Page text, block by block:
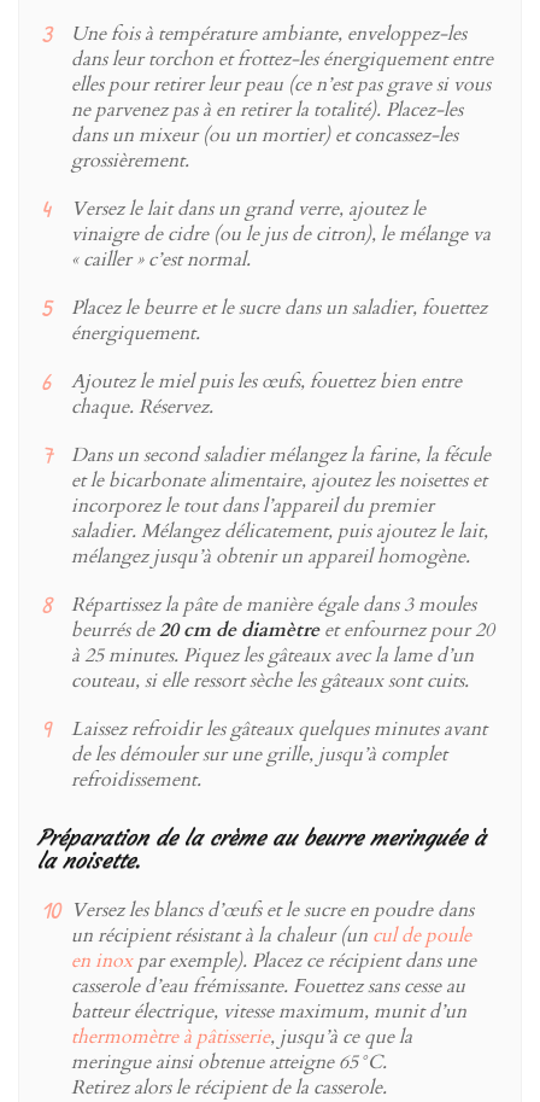
Une fois à température ambiante, enveloppez-les
dans leur torchon et frottez-les énergiquement entre
elles pour retirer leur peau (ce n’est pas grave si vous
ne parvenez pas à en retirer la totalité). Placez-les
dans un mixeur (ou un mortier) et concassez-les
grossièrement.
Versez le lait dans un grand verre, ajoutez le
vinaigre de cidre (ou le jus de citron), le mélange va
« cailler » c’est normal.
Placez le beurre et le sucre dans un saladier, fouettez
énergiquement.
Ajoutez le miel puis les œufs, fouettez bien entre
chaque. Réservez.
Dans un second saladier mélangez la farine, la fécule
et le bicarbonate alimentaire, ajoutez les noisettes et
incorporez le tout dans l’appareil du premier
saladier. Mélangez délicatement, puis ajoutez le lait,
mélangez jusqu’à obtenir un appareil homogène.
Répartissez la pâte de manière égale dans 3 moules
beurrés de20 cm de diamètreet enfournez pour 20
à 25 minutes. Piquez les gâteaux avec la lame d’un
couteau, si elle ressort sèche les gâteaux sont cuits.
Laissez refroidir les gâteaux quelques minutes avant
de les démouler sur une grille, jusqu’à complet
refroidissement.
Préparation de la crème au beurre meringuée à
la noisette.
Versez les blancs d’œufs et le sucre en poudre dans
un récipient résistant à la chaleur (un cul de poule
en inoxpar exemple). Placez ce récipient dans une
casserole d’eau frémissante. Fouettez sans cesse au
batteur électrique, vitesse maximum, munit d’un
thermomètre à pâtisserie, jusqu’à ce que la
meringue ainsi obtenue atteigne 65°C.
Retirez alors le récipient de la casserole.